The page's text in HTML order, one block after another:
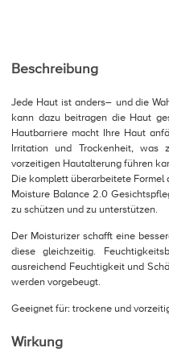
Beschreibung
Jede Haut ist anders– und die
kann dazu beitragen die Haut
Hautbarriere macht Ihre Haut
Irritation und Trockenheit, was
vorzeitigen Hautalterung führen
Die komplett überarbeitete
Moisture Balance 2.0
zu schützen und zu unterstützen.
Der Moisturizer schafft eine
diese gleichzeitig.
ausreichend Feuchtigkeit und
werden vorgebeugt.
Geeignet für: trockene und
Wirkung